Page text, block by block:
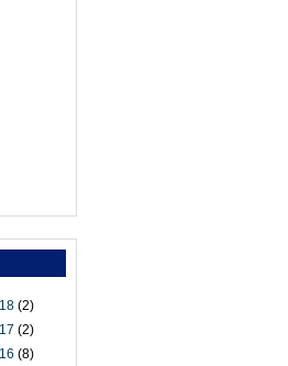
(2)
(2)
(8)